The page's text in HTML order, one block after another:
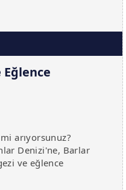
Eğlence
arıyorsunuz?
Denizi'ne, Barlar
ve eğlence